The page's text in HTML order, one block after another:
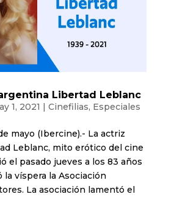
Libertad Leblanc
1, 2021 | Cinefilias, Especiales
mayo (Ibercine).- La actriz
Leblanc, mito erótico del cine
el pasado jueves a los 83 años
la víspera la Asociación
La asociación lamentó el